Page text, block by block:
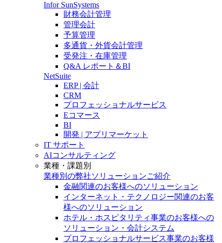
Infor SunSystems
財務会計管理
管理会計
予算管理
多通貨・外貨会計管理
受発注・在庫管理
Q&A レポート＆BI
NetSuite
ERP | 会計
CRM
プロフェッショナルサービス
Eコマース
BI
開発 | アプリマーケット
IT サポート
AIコンサルティング
業種・課題別
業種別の弊社ソリューションご紹介
金融関連のお客様へのソリューション
インターネット・テクノロジー関連のお客
様へのソリューション
ホテル・ホスピタリティ事業のお客様への
ソリューション・会計システム
プロフェッショナルサービス事業のお客様